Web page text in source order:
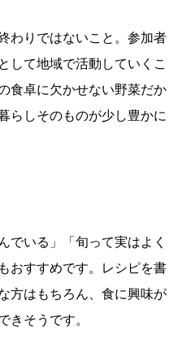
わりではないこと。参加者
して地域で活動していくこ
食卓に欠かせない野菜だか
らしそのものが少し豊かに
でいる」「旬って実はよく
おすすめです。レシピを書
方はもちろん、食に興味が
きそうです。